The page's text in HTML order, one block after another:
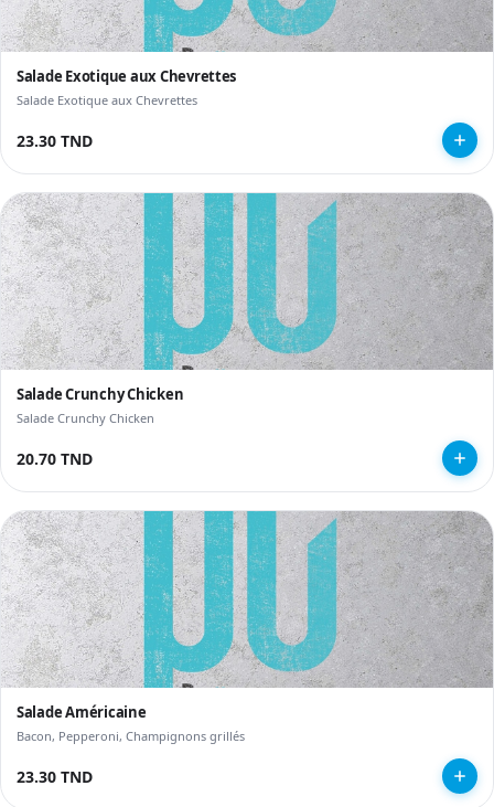
Salade Exotique aux Chevrettes
Salade Exotique aux Chevrettes
23.30 TND
Salade Crunchy Chicken
Salade Crunchy Chicken
20.70 TND
Salade Américaine
Bacon, Pepperoni, Champignons grillés
23.30 TND